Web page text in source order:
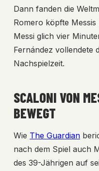
Dann fanden die
Romero köpfte
Messi glich vier
Fernández vollendete
Nachspielzeit.
SCALONI VON
BEWEGT
Wie The Guardian
nach dem Spiel auch
des 39-Jährigen auf